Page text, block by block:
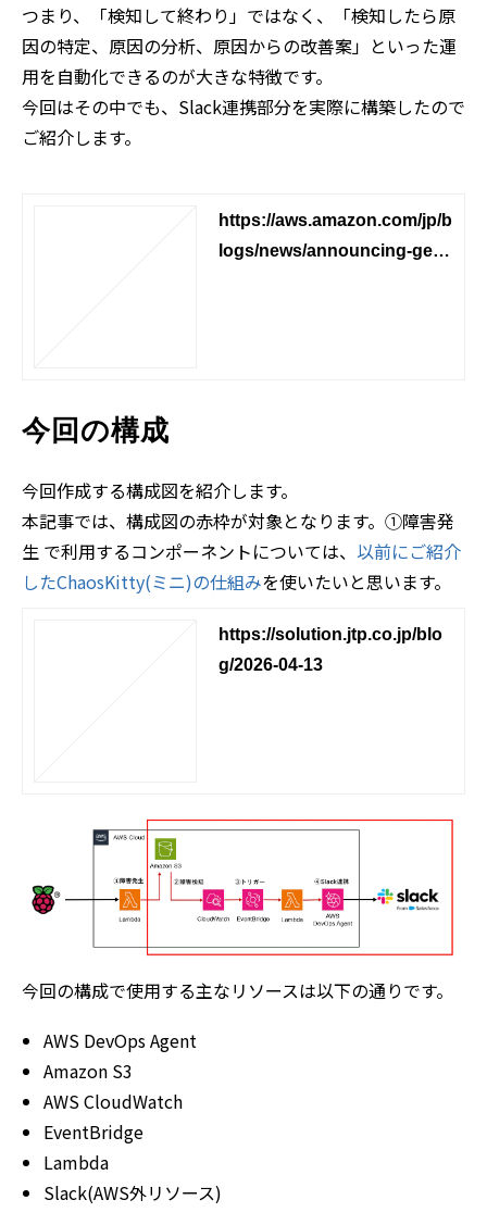
つまり、「検知して終わり」ではなく、「検知したら原
因の特定、原因の分析、原因からの改善案」といった運
用を自動化できるのが大きな特徴です。
今回はその中でも、Slack連携部分を実際に構築したので
ご紹介します。
https://aws.amazon.com/jp/b
logs/news/announcing-gene
今回の構成
今回作成する構成図を紹介します。
本記事では、構成図の赤枠が対象となります。①障害発
生 で利用するコンポーネントについては、 以前にご紹介
したChaosKitty(ミニ)の仕組みを使いたいと思います。
https://solution.jtp.co.jp/blo
g/2026-04-13
今回の構成で使用する主なリソースは以下の通りです。
AWS DevOps Agent
Amazon S3
AWS CloudWatch
EventBridge
Lambda
Slack(AWS外リソース)